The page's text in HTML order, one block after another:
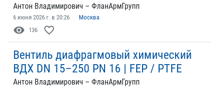
Антон Владимирович – ФланАрмГрупп
6 июня 2026 г. в 20:26 Москва
visibility 136 favorite_border
Вентиль диафрагмовый химический
ВДХ DN 15–250 PN 16 | FEP / PTFE
Антон Владимирович – ФланАрмГрупп